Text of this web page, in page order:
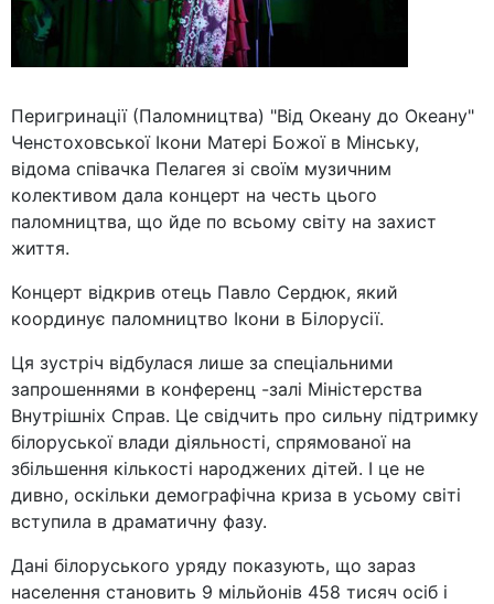
Перигринації (Паломництва) "Від Океану до Океану"
Ченстоховської Ікони Матері Божої в Мінську,
відома співачка Пелагея зі своїм музичним
колективом дала концерт на честь цього
паломництва, що йде по всьому світу на захист
життя.
Концерт відкрив отець Павло Сердюк, який
координує паломництво Ікони в Білорусії.
Ця зустріч відбулася лише за спеціальними
запрошеннями в конференц -залі Міністерства
Внутрішніх Справ. Це свідчить про сильну підтримку
білоруської влади діяльності, спрямованої на
збільшення кількості народжених дітей. І це не
дивно, оскільки демографічна криза в усьому світі
вступила в драматичну фазу.
Дані білоруського уряду показують, що зараз
населення становить 9 мільйонів 458 тисяч осіб і